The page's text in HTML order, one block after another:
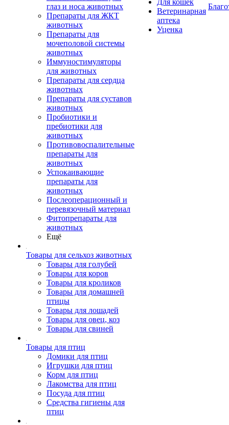
глаз и носа животных
Препараты для ЖКТ
животных
Препараты для
мочеполовой системы
животных
Иммуностимуляторы
для животных
Препараты для сердца
животных
Препараты для суставов
животных
Пробиотики и
пребиотики для
животных
Противовоспалительные
препараты для
животных
Успокаивающие
препараты для
животных
Послеоперационный и
перевязочный материал
Фитопрепараты для
животных
Ещё
Товары для сельхоз животных
Товары для голубей
Товары для коров
Товары для кроликов
Товары для домашней
птицы
Товары для лошадей
Товары для овец, коз
Товары для свиней
Товары для птиц
Домики для птиц
Игрушки для птиц
Корм для птиц
Лакомства для птиц
Посуда для птиц
Средства гигиены для
птиц
Для кошек
Ветеринарная
аптека
Уценка